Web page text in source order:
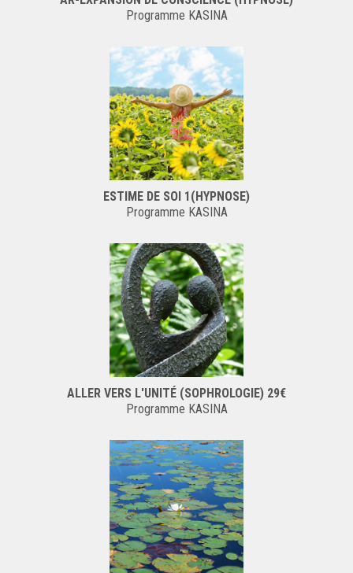
Programme KASINA
ESTIME DE SOI 1(HYPNOSE)
Programme KASINA
ALLER VERS L'UNITÉ (SOPHROLOGIE) 29€
Programme KASINA